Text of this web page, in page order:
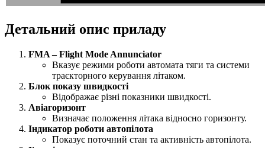
Детальний опис приладу
FMA – Flight Mode Annunciator
Вказує режими роботи автомата тяги та системи
траєкторного керування літаком.
Блок показу швидкості
Відображає різні показники швидкості.
Авіагоризонт
Визначає положення літака відносно горизонту.
Індикатор роботи автопілота
Показує поточний стан та активність автопілота.